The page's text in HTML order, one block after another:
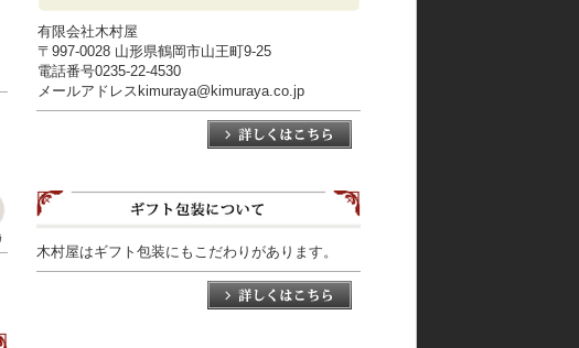
有限会社木村屋
〒997-0028 山形県鶴岡市山王町9-25
電話番号0235-22-4530
メールアドレスkimuraya@kimuraya.co.jp
木村屋はギフト包装にもこだわりがあります。